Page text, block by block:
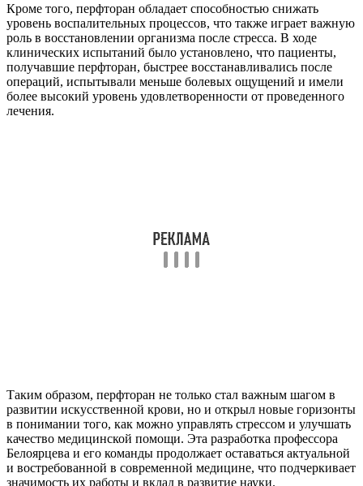
Кроме того, перфторан обладает способностью снижать
уровень воспалительных процессов, что также играет важную
роль в восстановлении организма после стресса. В ходе
клинических испытаний было установлено, что пациенты,
получавшие перфторан, быстрее восстанавливались после
операций, испытывали меньше болевых ощущений и имели
более высокий уровень удовлетворенности от проведенного
лечения.
Таким образом, перфторан не только стал важным шагом в
развитии искусственной крови, но и открыл новые горизонты
в понимании того, как можно управлять стрессом и улучшать
качество медицинской помощи. Эта разработка профессора
Белоярцева и его команды продолжает оставаться актуальной
и востребованной в современной медицине, что подчеркивает
значимость их работы и вклад в развитие науки.